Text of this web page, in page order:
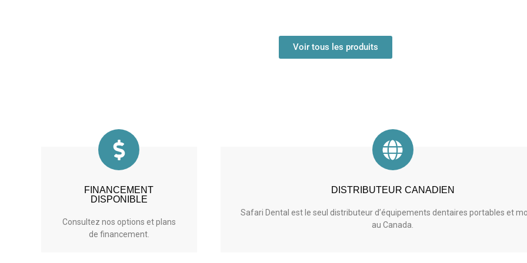
Voir tous les produits
FINANCEMENT
DISPONIBLE
Consultez nos options etplans
de financement.
DISTRIBUTEUR CANADIEN
Safari Dental est le seul distributeur d’équipements dentaires portables et
au Canada.